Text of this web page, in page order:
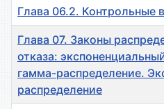
Глава 06.2. Контрольные
Глава 07. Законы
отказа:
гамма-распределение.
распределение